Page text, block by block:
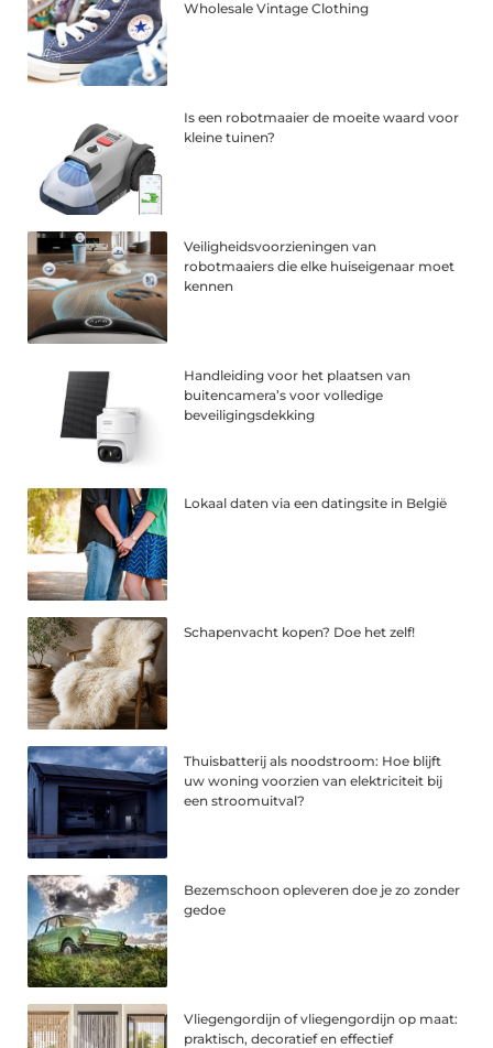
Wholesale Vintage Clothing
Is een robotmaaier de moeite waard voor
kleine tuinen?
Veiligheidsvoorzieningen van
robotmaaiers die elke huiseigenaar moet
kennen
Handleiding voor het plaatsen van
buitencamera’s voor volledige
beveiligingsdekking
Lokaal daten via een datingsite in België
Schapenvacht kopen? Doe het zelf!
Thuisbatterij als noodstroom: Hoe blijft
uw woning voorzien van elektriciteit bij
een stroomuitval?
Bezemschoon opleveren doe je zo zonder
gedoe
Vliegengordijn of vliegengordijn op maat:
praktisch, decoratief en effectief